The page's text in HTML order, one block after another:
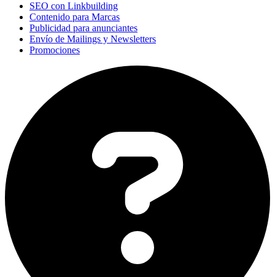
SEO con Linkbuilding
Contenido para Marcas
Publicidad para anunciantes
Envío de Mailings y Newsletters
Promociones